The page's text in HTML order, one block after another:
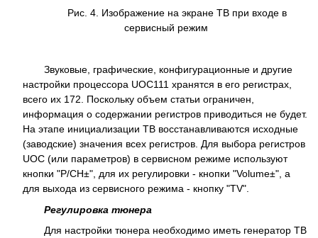
Рис. 4. Изображение на экране ТВ при входе в
сервисный режим
Звуковые, графические, конфигурационные и другие
настройки процессора UOC111 хранятся в его регистрах,
всего их 172. Поскольку объем статьи ограничен,
информация о содержании регистров приводиться не будет.
На этапе инициализации ТВ восстанавливаются исходные
(заводские) значения всех регистров. Для выбора регистров
UOC (или параметров) в сервисном режиме используют
кнопки "P/CH±", для их регулировки - кнопки "Volume±", а
для выхода из сервисного режима - кнопку "TV".
Регулировка тюнера
Для настройки тюнера необходимо иметь генератор ТВ